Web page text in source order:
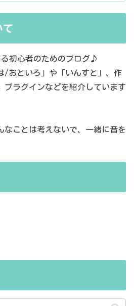
て
る初心者のためのブログ♪
/おといろ」や「いんすと」、作
プラグインなどを紹介しています
なことは考えないで、一緒に音を